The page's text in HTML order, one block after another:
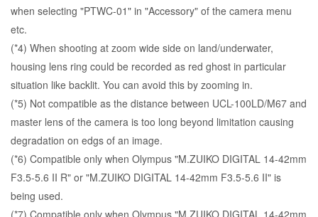
when selecting "PTWC-01" in "Accessory" of the camera menu
etc.
(*4) When shooting at zoom wide side on land/underwater,
housing lens ring could be recorded as red ghost in particular
situation like backlit. You can avoid this by zooming in.
(*5) Not compatible as the distance between UCL-100LD/M67 and
master lens of the camera is too long beyond limitation causing
degradation on edgs of an image.
(*6) Compatible only when Olympus "M.ZUIKO DIGITAL 14-42mm
F3.5-5.6 II R" or "M.ZUIKO DIGITAL 14-42mm F3.5-5.6 II" is
being used.
(*7) Compatible only when Olympus "M.ZUIKO DIGITAL 14-42mm